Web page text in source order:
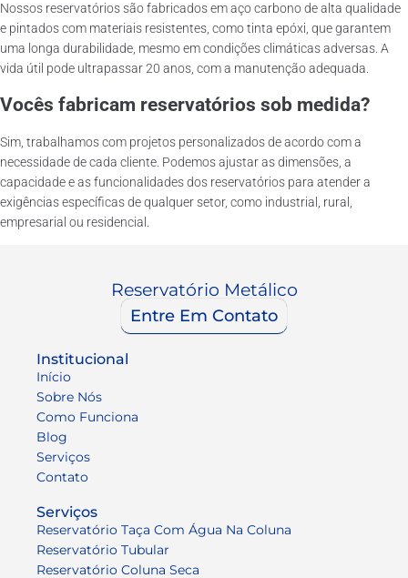
Nossos reservatórios são fabricados em aço carbono de alta qualidade
e pintados com materiais resistentes, como tinta epóxi, que garantem
uma longa durabilidade, mesmo em condições climáticas adversas. A
vida útil pode ultrapassar 20 anos, com a manutenção adequada.
Vocês fabricam reservatórios sob medida?
Sim, trabalhamos com projetos personalizados de acordo com a
necessidade de cada cliente. Podemos ajustar as dimensões, a
capacidade e as funcionalidades dos reservatórios para atender a
exigências específicas de qualquer setor, como industrial, rural,
empresarial ou residencial.
Reservatório Metálico
Entre Em Contato
Institucional
Início
Sobre Nós
Como Funciona
Blog
Serviços
Contato
Serviços
Reservatório Taça Com Água Na Coluna
Reservatório Tubular
Reservatório Coluna Seca